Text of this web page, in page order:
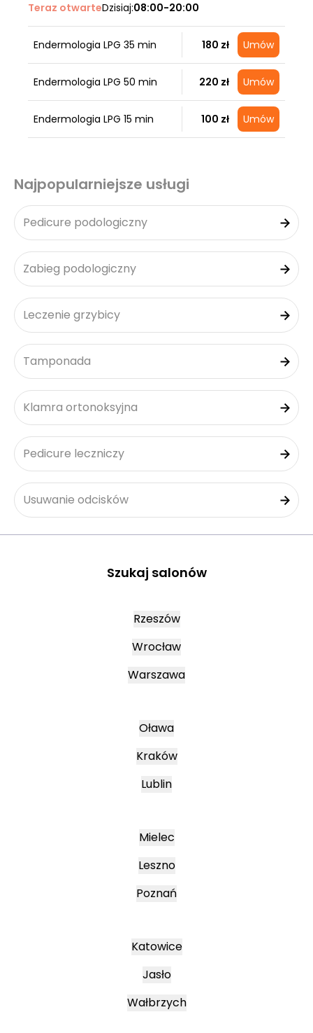
Teraz otwarteDzisiaj:08:00-20:00
Endermologia LPG 35 min 180 zł Umów
Endermologia LPG 50 min 220 zł Umów
Endermologia LPG 15 min 100 zł Umów
Najpopularniejsze usługi
Pedicure podologiczny
Zabieg podologiczny
Leczenie grzybicy
Tamponada
Klamra ortonoksyjna
Pedicure leczniczy
Usuwanie odcisków
Szukaj salonów
Rzeszów
Wrocław
Warszawa
Oława
Kraków
Lublin
Mielec
Leszno
Poznań
Katowice
Jasło
Wałbrzych